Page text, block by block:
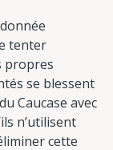
tenter
propres
se blessent
Caucase avec
n’utilisent
cette